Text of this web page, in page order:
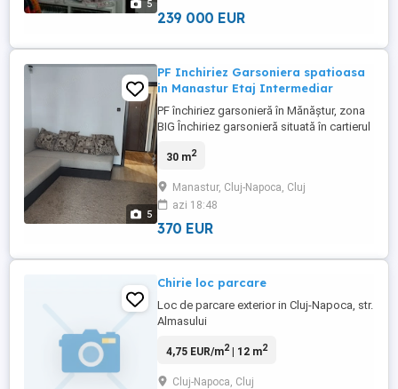
5
239 000 EUR
5
PF Inchiriez Garsoniera spatioasa
in Manastur Etaj Intermediar
PF închiriez garsonieră în Mănăștur, zona
BIG Închiriez garsonieră situată în cartierul
accesibilă, cu Carrefour la parter și stație
Garsoniera are vedere spre zona locurilor
de parcare, nu spre strada principală,
oferind astfel ...
30 m2
Manastur, Cluj-Napoca, Cluj
azi 18:48
370 EUR
Chirie loc parcare
Loc de parcare exterior in Cluj-Napoca, str.
Almasului
4,75 EUR/m2| 12 m2
Cluj-Napoca, Cluj